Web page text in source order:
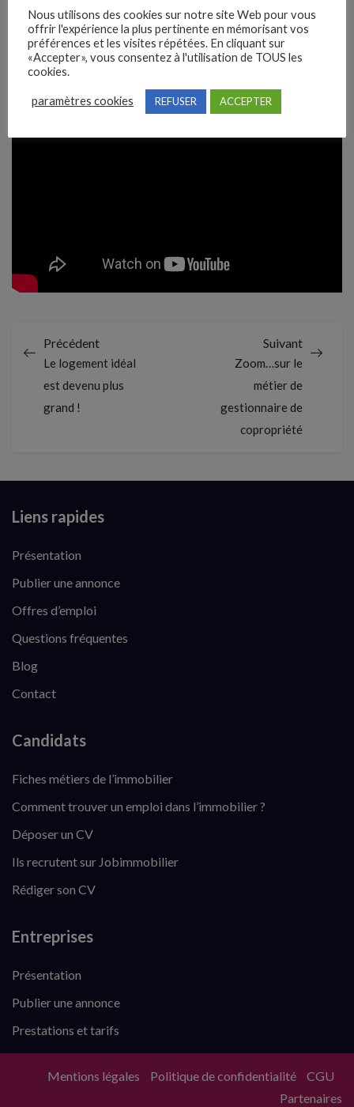
Précédent
Le logement idéal
est devenu plus
grand !
Suivant
Zoom…sur le
métier de
gestionnaire de
copropriété
Liens rapides
Présentation
Publier une annonce
Offres d’emploi
Questions fréquentes
Blog
Contact
Candidats
Fiches métiers de l’immobilier
Comment trouver un emploi dans l’immobilier ?
Déposer un CV
Ils recrutent sur Jobimmobilier
Rédiger son CV
Entreprises
Présentation
Publier une annonce
Prestations et tarifs
Mentions légales Politique de confidentialité
CGU
Partenaires
Nous utilisons des cookies sur notre site Web pour vous
offrir l'expérience la plus pertinente en mémorisant vos
préférences et les visites répétées. En cliquant sur
«Accepter», vous consentez à l'utilisation de TOUS les
cookies.
paramètres cookies REFUSER ACCEPTER